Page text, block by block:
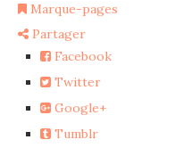
Marque-pages
Partager
Facebook
Twitter
Google+
Tumblr